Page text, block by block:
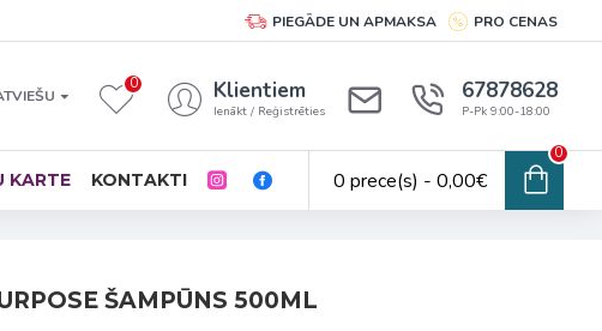
PIEGĀDE UN APMAKSA PRO CENAS
0 Klientiem
Ienākt / Reģistrēties
67878628
P-Pk 9:00-18:00
KARTE KONTAKTI 0 prece(s) - 0,00€
0
ŠAMPŪNS 500ML